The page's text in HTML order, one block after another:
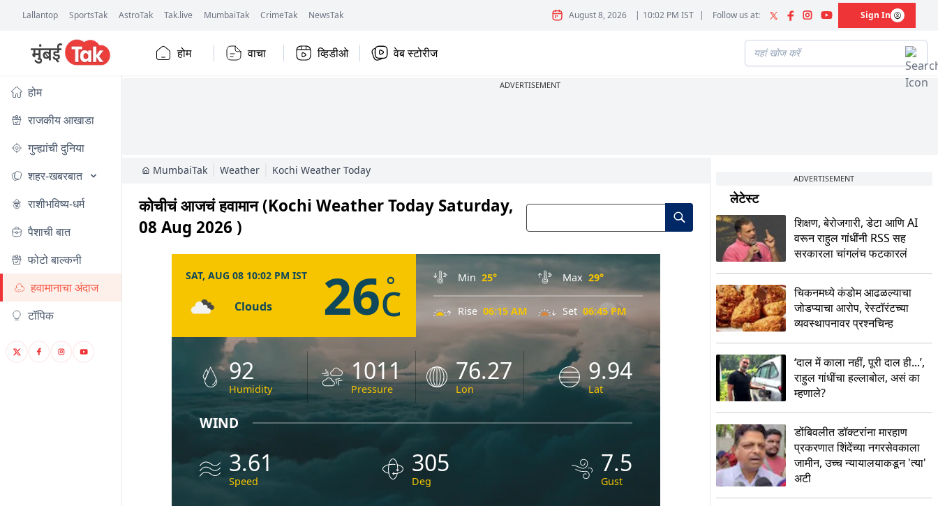
Lallantop SportsTak AstroTak Tak.live MumbaiTak CrimeTak NewsTak August 8, 2026 | 10:02 PM IST | Follow us at: Sign In
होम वाचा व्हिडीओ वेब स्टोरीज
होम
राजकीय आखाडा
गुन्ह्यांची दुनिया
शहर-खबरबात
राशीभविष्य-धर्म
पैशाची बात
फोटो बाल्कनी
हवामानाचा अंदाज
टॉपिक
ADVERTISEMENT
MumbaiTak Weather Kochi Weather Today
कोचीचं आजचं हवामान (Kochi Weather Today Saturday,
08 Aug 2026 )
SAT, AUG 08 10:02 PM IST
Clouds 26 °
c Min 25° Max 29°
Rise 06:15 AM Set 06:45 PM
92
Humidity
1011
Pressure
76.27
Lon
9.94
Lat
WIND
3.61
Speed
305
Deg
7.5
Gust
ADVERTISEMENT
लेटेस्ट
शिक्षण, बेरोजगारी, डेटा आणि AI
वरून राहुल गांधींनी RSS सह
सरकारला चांगलंच फटकारलं
चिकनमध्ये कंडोम आढळल्याचा
जोडप्याचा आरोप, रेस्टॉरंटच्या
व्यवस्थापनावर प्रश्नचिन्ह
‘दाल में काला नहीं, पूरी दाल ही...’,
राहुल गांधींचा हल्लाबोल, असं का
म्हणाले?
डोंबिवलीत डॉक्टरांना मारहाण
प्रकरणात शिंदेंच्या नगरसेवकाला
जामीन, उच्च न्यायालयाकडून 'त्या'
अटी